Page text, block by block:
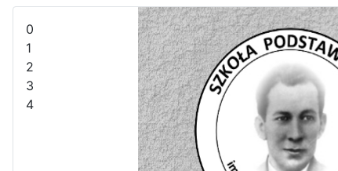
0
1
2
3
4